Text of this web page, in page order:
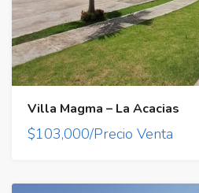
Villa Magma – La Acacias
$103,000/Precio Venta